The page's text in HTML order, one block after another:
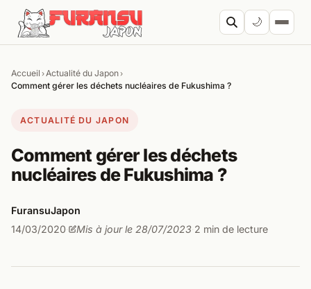
Aller au contenu
🌙
Accueil ›Actualité du Japon›
Comment gérer les déchets nucléaires de Fukushima ?
ACTUALITÉ DU JAPON
Comment gérer les déchets
nucléaires de Fukushima ?
FuransuJapon
14/03/2020· Mis à jour le 28/07/2023· 2 min de lecture